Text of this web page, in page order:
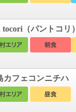
tocori（パントコリ）
カフェコンニチハ